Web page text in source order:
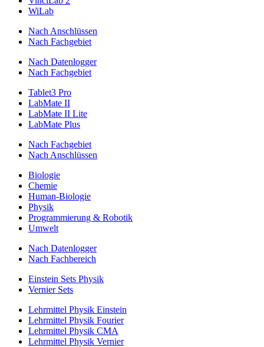
WiLab
Nach Anschlüssen
Nach Fachgebiet
Nach Datenlogger
Nach Fachgebiet
Tablet3 Pro
LabMate II
LabMate II Lite
LabMate Plus
Nach Fachgebiet
Nach Anschlüssen
Biologie
Chemie
Human-Biologie
Physik
Programmierung & Robotik
Umwelt
Nach Datenlogger
Nach Fachbereich
Einstein Sets Physik
Vernier Sets
Lehrmittel Physik Einstein
Lehrmittel Physik Fourier
Lehrmittel Physik CMA
Lehrmittel Physik Vernier